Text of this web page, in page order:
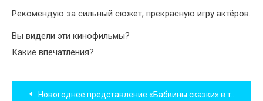
Рекомендую за сильный сюжет, прекрасную игру актёров.
Вы видели эти кинофильмы?
Какие впечатления?
Навигация
Новогоднее представление «Бабкины сказки» в театре «Русская песня»